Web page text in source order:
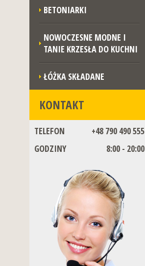
BETONIARKI
NOWOCZESNE MODNE I
TANIE KRZESŁA DO KUCHNI
ŁÓŻKA SKŁADANE
KONTAKT
TELEFON
+48 790 490 555
GODZINY
8:00 - 20:00